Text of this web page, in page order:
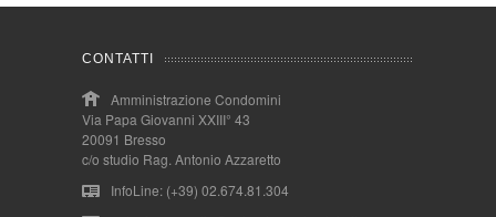
CONTATTI
Amministrazione Condomini
Via Papa Giovanni XXIII° 43
20091 Bresso
c/o studio Rag. Antonio Azzaretto
InfoLine: (+39) 02.674.81.304